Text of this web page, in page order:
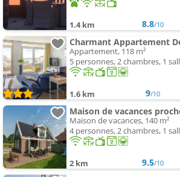
1.4 km 8.8/10
Appartement, 118 m²
5 personnes, 2 chambres, 1
1.6 km 9/10
Maison de vacances, 140 m²
4 personnes, 2 chambres, 1
2 km 9.5/10